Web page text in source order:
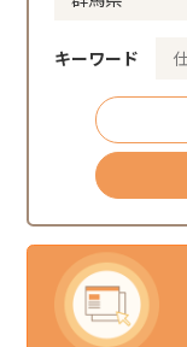
キーワード